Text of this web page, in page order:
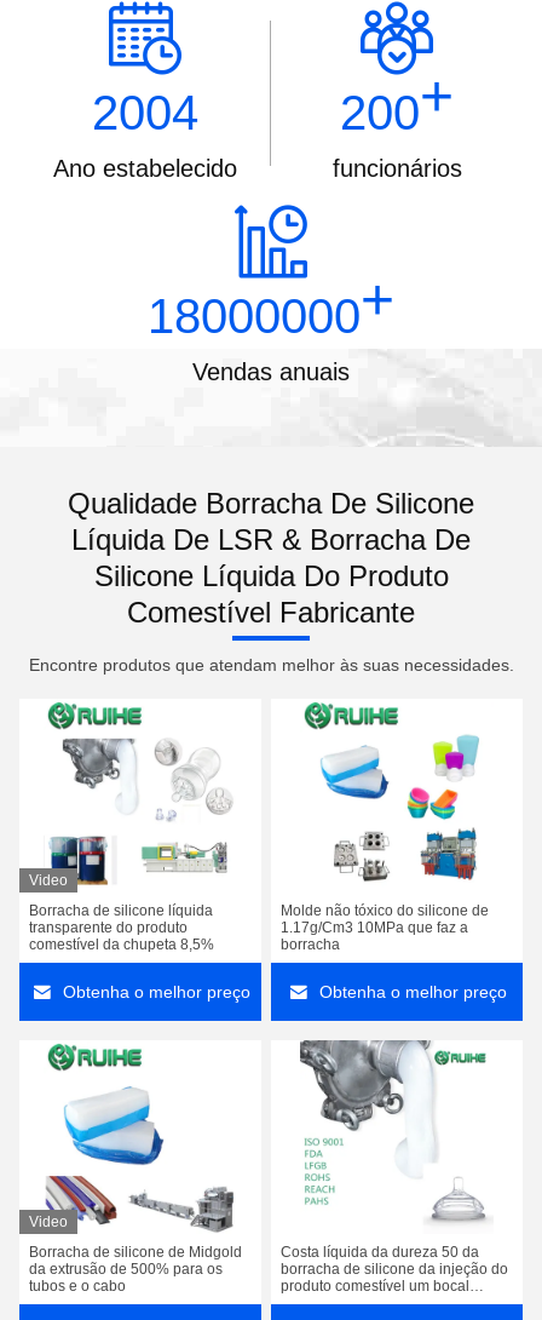
2004
Ano estabelecido
200+
funcionários
18000000+
Vendas anuais
Qualidade Borracha De Silicone
Líquida De LSR & Borracha De
Silicone Líquida Do Produto
Comestível Fabricante
Encontre produtos que atendam melhor às suas necessidades.
Video
Borracha de silicone líquida
transparente do produto
comestível da chupeta 8,5%
Obtenha o melhor preço
Molde não tóxico do silicone de
1.17g/Cm3 10MPa que faz a
borracha
Obtenha o melhor preço
Video
Borracha de silicone de Midgold
da extrusão de 500% para os
tubos e o cabo
Costa líquida da dureza 50 da
borracha de silicone da injeção do
produto comestível um bocal
transparente alto do alimentador